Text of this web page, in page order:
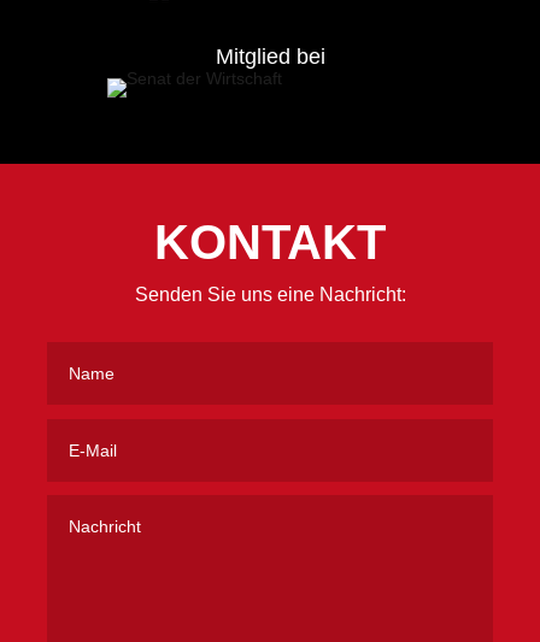
Mitglied bei
KONTAKT
Senden Sie uns eine Nachricht: